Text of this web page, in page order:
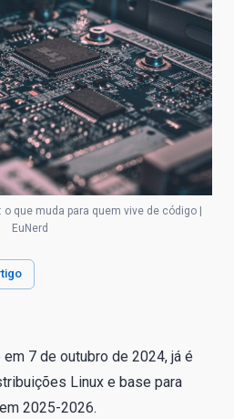
o que muda para quem vive de código |
EuNerd
em 7 de outubro de 2024, já é
Linux e base para
2025-2026.